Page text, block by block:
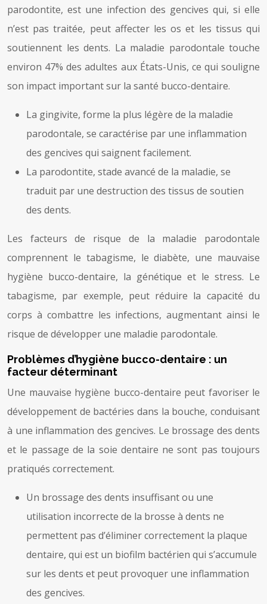
parodontite, est une infection des gencives qui, si elle
n’est pas traitée, peut affecter les os et les tissus qui
soutiennent les dents. La maladie parodontale touche
environ 47% des adultes aux États-Unis, ce qui souligne
son impact important sur la santé bucco-dentaire.
La gingivite, forme la plus légère de la maladie
parodontale, se caractérise par une inflammation
des gencives qui saignent facilement.
La parodontite, stade avancé de la maladie, se
traduit par une destruction des tissus de soutien
des dents.
Les facteurs de risque de la maladie parodontale
comprennent le tabagisme, le diabète, une mauvaise
hygiène bucco-dentaire, la génétique et le stress. Le
tabagisme, par exemple, peut réduire la capacité du
corps à combattre les infections, augmentant ainsi le
risque de développer une maladie parodontale.
Problèmes d’hygiène bucco-dentaire : un
facteur déterminant
Une mauvaise hygiène bucco-dentaire peut favoriser le
développement de bactéries dans la bouche, conduisant
à une inflammation des gencives. Le brossage des dents
et le passage de la soie dentaire ne sont pas toujours
pratiqués correctement.
Un brossage des dents insuffisant ou une
utilisation incorrecte de la brosse à dents ne
permettent pas d’éliminer correctement la plaque
dentaire, qui est un biofilm bactérien qui s’accumule
sur les dents et peut provoquer une inflammation
des gencives.